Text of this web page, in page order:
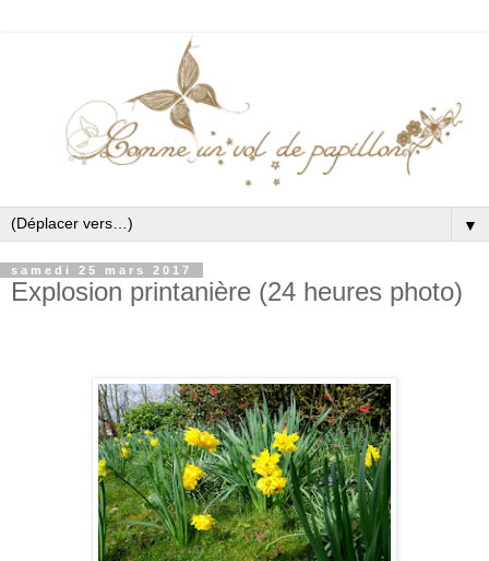
▼
samedi 25 mars 2017
Explosion printanière (24 heures photo)